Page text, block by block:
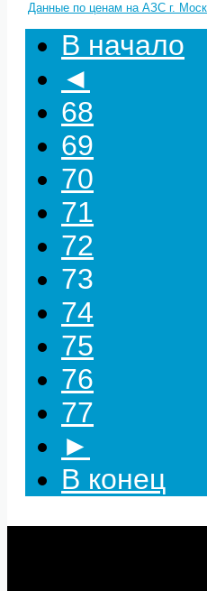
Данные по ценам на АЗС г.
В начало
◄
68
69
70
71
72
73
74
75
76
77
►
В конец